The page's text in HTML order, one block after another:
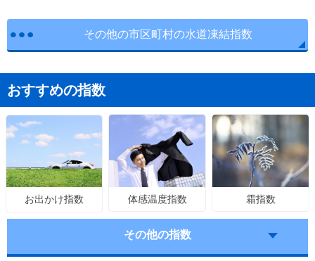
その他の市区町村の水道凍結指数
おすすめの指数
お出かけ指数 体感温度指数 霜指数
その他の指数